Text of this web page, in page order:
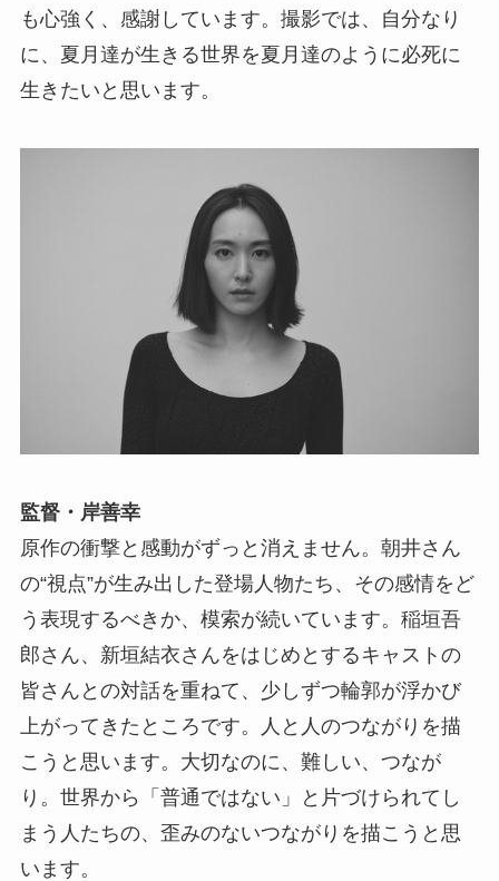
も心強く、感謝しています。撮影では、自分なり
に、夏月達が生きる世界を夏月達のように必死に
生きたいと思います。
監督・岸善幸
原作の衝撃と感動がずっと消えません。朝井さん
の“視点”が生み出した登場人物たち、その感情をど
う表現するべきか、模索が続いています。稲垣吾
郎さん、新垣結衣さんをはじめとするキャストの
皆さんとの対話を重ねて、少しずつ輪郭が浮かび
上がってきたところです。人と人のつながりを描
こうと思います。大切なのに、難しい、つなが
り。世界から「普通ではない」と片づけられてし
まう人たちの、歪みのないつながりを描こうと思
います。